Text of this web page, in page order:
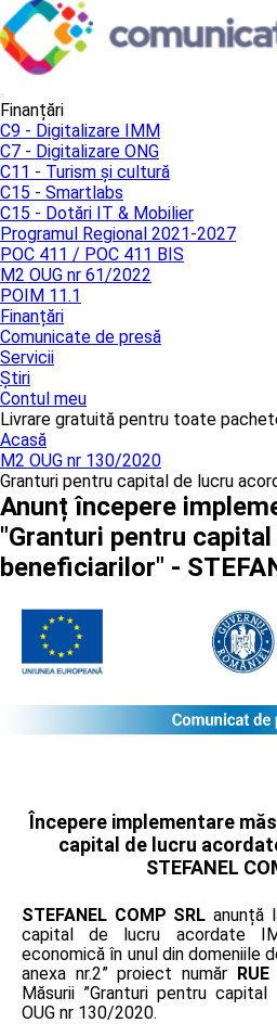
Finanțări
C9 - Digitalizare IMM
C7 - Digitalizare ONG
C11 - Turism și cultură
C15 - Smartlabs
C15 - Dotări IT & Mobilier
Programul Regional 2021-2027
POC 411 / POC 411 BIS
M2 OUG nr 61/2022
POIM 11.1
Finanțări
Comunicate de presă
Servicii
Știri
Contul meu
Livrare gratuită pentru toate
Acasă
M2 OUG nr 130/2020
Granturi pentru capital de lucru
Anunț începere
"Granturi pentru
beneficiarilor" -
Începere implementare
capital de lucru
STEFANEL
STEFANEL COMP SRL anunță
capital de lucru acordate
economică în unul din domeniile
anexa nr.2” proiect număr
Măsurii ”Granturi pentru
OUG nr 130/2020.